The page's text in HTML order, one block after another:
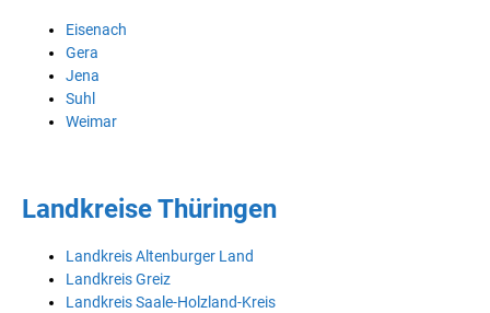
Eisenach
Gera
Jena
Suhl
Weimar
Landkreise Thüringen
Landkreis Altenburger Land
Landkreis Greiz
Landkreis Saale-Holzland-Kreis